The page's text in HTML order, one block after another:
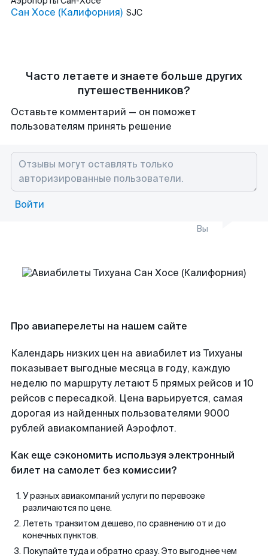
Сан Хосе (Калифорния) SJC
Часто летаете и знаете больше других
путешественников?
Оставьте комментарий — он поможет
пользователям принять решение
Войти
Вы
Про авиаперелеты на нашем сайте
Календарь низких цен на авиабилет из Тихуаны
показывает выгодные месяца в году, каждую
неделю по маршруту летают 5 прямых рейсов и 10
рейсов с пересадкой. Цена варьируется, самая
дорогая из найденных пользователями 9000
рублей авиакомпанией Аэрофлот.
Как еще сэкономить используя электронный
билет на самолет без комиссии?
У разных авиакомпаний услуги по перевозке
различаются по цене.
Лететь транзитом дешево, по сравнению от и до
конечных пунктов.
Покупайте туда и обратно сразу. Это выгоднее чем